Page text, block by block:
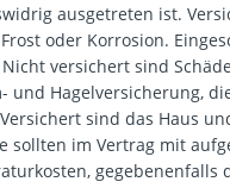
ausgetreten ist.
oder Korrosion.
versichert sind
und Hagelversicherung,
sind das Haus
sollten im Vertrag mit
gegebenenfalls